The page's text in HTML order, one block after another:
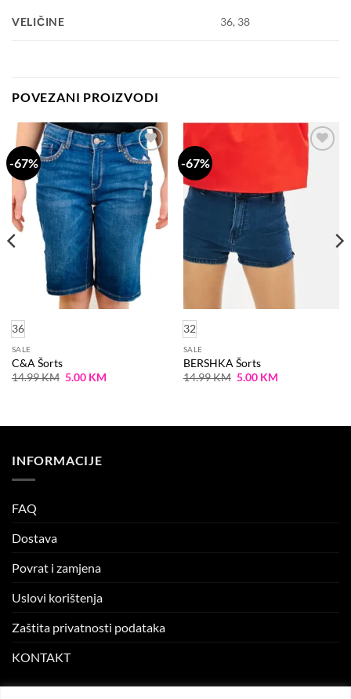
VELIČINE 36, 38
POVEZANI PROIZVODI
-67%
Dodaj
na
listu
želja
36
SALE
C&A Šorts
14.99KM Original
5.00 KMCurrent
-67%
32
SALE
BERSHKA Šorts
14.99KM Original
5.00 KMCurrent
INFORMACIJE
FAQ
Dostava
Povrat i zamjena
Uslovi korištenja
Zaštita privatnosti podataka
KONTAKT